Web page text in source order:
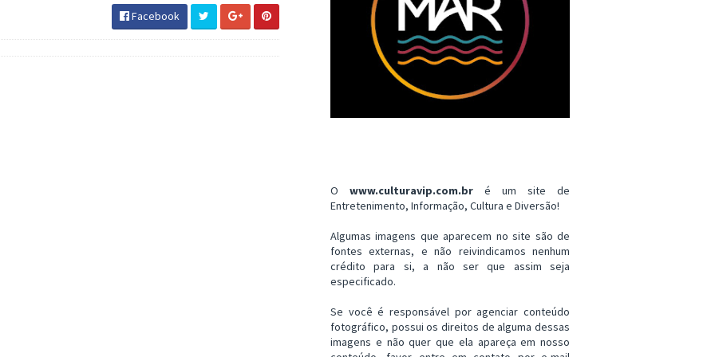
Facebook
O www.culturavip.com.br é um site de
Entretenimento, Informação, Cultura e Diversão!
Algumas imagens que aparecem no site são de
fontes externas, e não reivindicamos nenhum
crédito para si, a não ser que assim seja
especificado.
Se você é responsável por agenciar conteúdo
fotográfico, possui os direitos de alguma dessas
imagens e não quer que ela apareça em nosso